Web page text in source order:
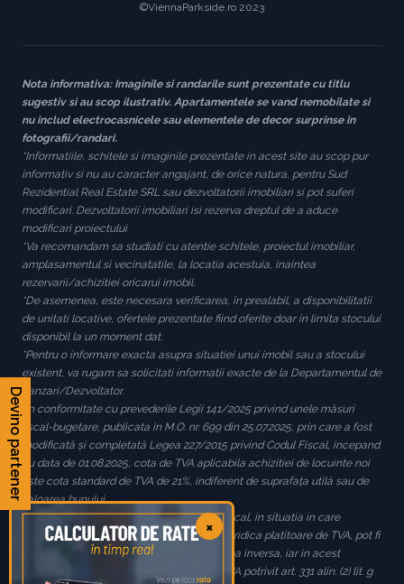
©ViennaParkside.ro 2023
Nota informativa: Imaginile si randarile sunt prezentate cu titlu
sugestiv si au scop ilustrativ. Apartamentele se vand nemobilate si
nu includ electrocasnicele sau elementele de decor surprinse in
fotografii/randari.
*Informatiile, schitele si imaginile prezentate in acest site au scop pur
informativ si nu au caracter angajant, de orice natura, pentru Sud
Rezidential Real Estate SRL sau dezvoltatorii imobiliari si pot suferi
modificari. Dezvoltatorii imobiliari isi rezerva dreptul de a aduce
modificari proiectului
*Va recomandam sa studiati cu atentie schitele, proiectul imobiliar,
amplasamentul si vecinatatile, la locatia acestuia, inaintea
rezervarii/achizitiei oricarui imobil.
*De asemenea, este necesara verificarea, în prealabil, a disponibilitatii
de unitati locative, ofertele prezentate fiind oferite doar in limita stocului
disponibil la un moment dat.
*Pentru o informare exacta asupra situatiei unui imobil sau a stocului
existent, va rugam sa solicitati informatii exacte de la Departamentul de
Vanzari/Dezvoltator.
*In conformitate cu prevederile Legii 141/2025 privind unele măsuri
fiscal-bugetare, publicata in M.O. nr. 699 din 25.07.2025, prin care a fost
modificată și completată Legea 227/2015 privind Codul Fiscal, incepand
cu data de 01.08.2025, cota de TVA aplicabila achizitiei de locuinte noi
este cota standard de TVA de 21%, indiferent de suprafața utilă sau de
valoarea bunului.
*In conformitate cu prevederile Codului Fiscal, in situatia in care
cumparatorul este o persoana fizica sau juridica platitoare de TVA, pot fi
aplicabile prevederile fiscale privind taxarea inversa, iar in acest
context, nu se va efectua nicio plată de TVA potrivit art. 331 alin. (2) lit. g
Devino partener
×